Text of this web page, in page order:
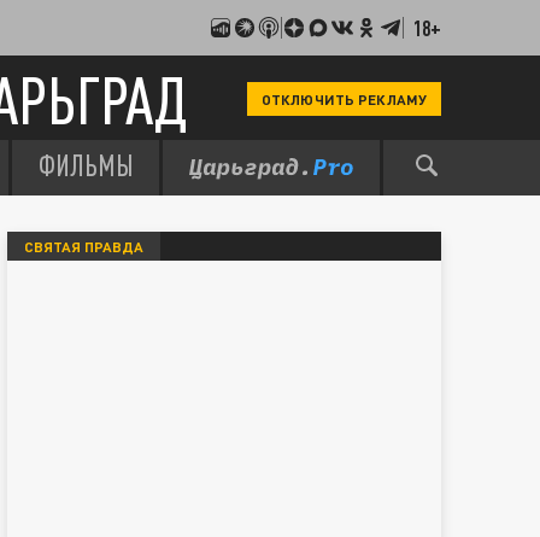
18+
ОТКЛЮЧИТЬ РЕКЛАМУ
ФИЛЬМЫ
СВЯТАЯ ПРАВДА